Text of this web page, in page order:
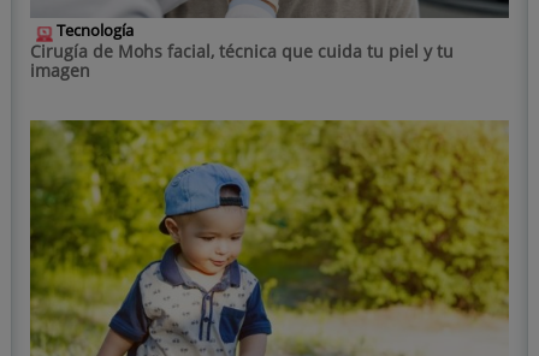
Tecnología
Cirugía de Mohs facial, técnica que cuida tu piel y tu
imagen